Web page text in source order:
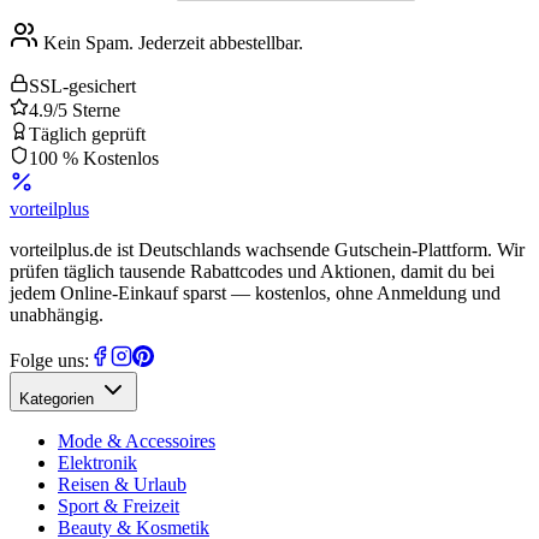
Kein Spam. Jederzeit abbestellbar.
SSL-gesichert
4.9/5 Sterne
Täglich geprüft
100 % Kostenlos
vorteilplus
vorteilplus.de ist Deutschlands wachsende Gutschein-Plattform. Wir
prüfen täglich tausende Rabattcodes und Aktionen, damit du bei
jedem Online-Einkauf sparst — kostenlos, ohne Anmeldung und
unabhängig.
Folge uns:
Kategorien
Mode & Accessoires
Elektronik
Reisen & Urlaub
Sport & Freizeit
Beauty & Kosmetik